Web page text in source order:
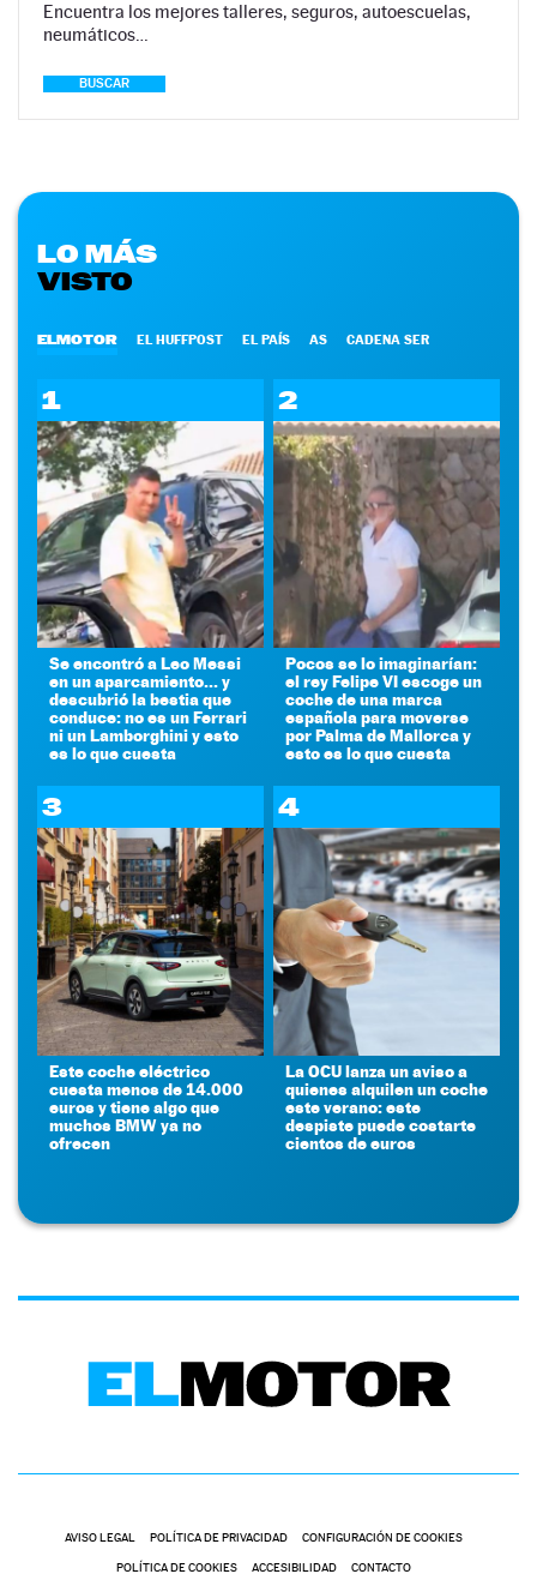
Encuentra los mejores talleres, seguros, autoescuelas,
neumáticos…
BUSCAR
LO MÁS
VISTO
ELMOTOR EL HUFFPOST EL PAÍS AS CADENA SER
1
Se encontró a Leo Messi
en un aparcamiento... y
descubrió la bestia que
conduce: no es un Ferrari
ni un Lamborghini y esto
es lo que cuesta
2
Pocos se lo imaginarían:
el rey Felipe VI escoge un
coche de una marca
española para moverse
por Palma de Mallorca y
esto es lo que cuesta
3
Este coche eléctrico
cuesta menos de 14.000
euros y tiene algo que
muchos BMW ya no
ofrecen
4
La OCU lanza un aviso a
quienes alquilen un coche
este verano: este
despiste puede costarte
cientos de euros
AVISO LEGAL POLÍTICA DE PRIVACIDAD CONFIGURACIÓN DE COOKIES
POLÍTICA DE COOKIES ACCESIBILIDAD CONTACTO